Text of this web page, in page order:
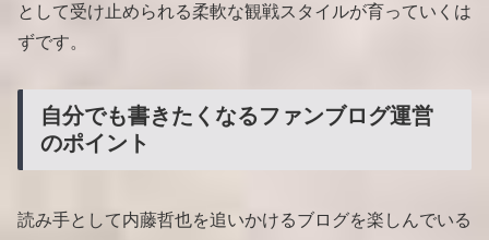
として受け止められる柔軟な観戦スタイルが育っていくは
ずです。
自分でも書きたくなるファンブログ運営
のポイント
読み手として内藤哲也を追いかけるブログを楽しんでいる